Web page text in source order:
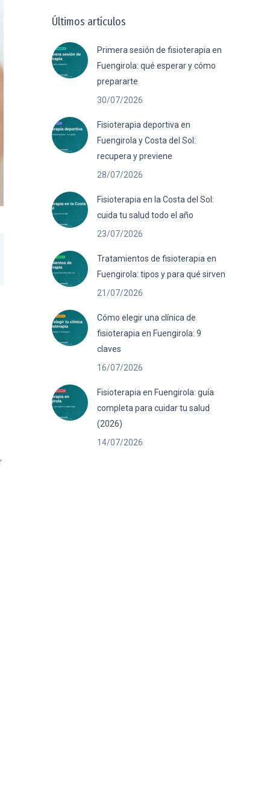
Últimos artículos
Primera sesión de fisioterapia en
Fuengirola: qué esperar y cómo
prepararte
30/07/2026
Fisioterapia deportiva en
Fuengirola y Costa del Sol:
recupera y previene
28/07/2026
Fisioterapia en la Costa del Sol:
cuida tu salud todo el año
23/07/2026
Tratamientos de fisioterapia en
Fuengirola: tipos y para qué sirven
21/07/2026
Cómo elegir una clínica de
fisioterapia en Fuengirola: 9
claves
16/07/2026
Fisioterapia en Fuengirola: guía
completa para cuidar tu salud
(2026)
14/07/2026